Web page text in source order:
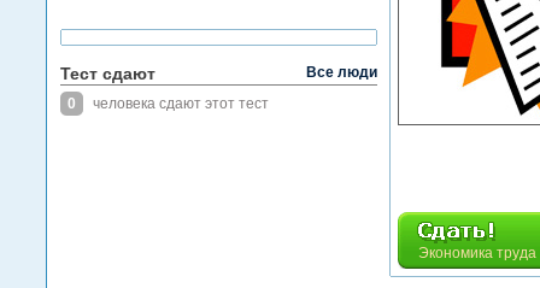
Экономика
Тест сдают
Все люди
0
человека сдают этот тест